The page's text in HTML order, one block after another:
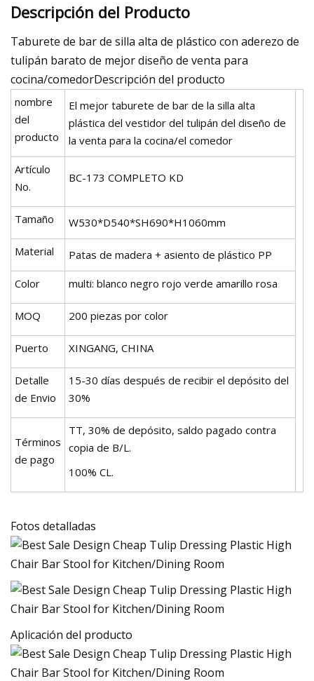
Descripción del Producto
Taburete de bar de silla alta de plástico con aderezo de
tulipán barato de mejor diseño de venta para
cocina/comedorDescripción del producto
nombre
del
producto
El mejor taburete de bar de la silla alta
plástica del vestidor del tulipán del diseño de
la venta para la cocina/el comedor
Artículo
No.
BC-173 COMPLETO KD
Tamaño W530*D540*SH690*H1060mm
Material Patas de madera + asiento de plástico PP
Color multi: blanco negro rojo verde amarillo rosa
MOQ 200 piezas por color
Puerto XINGANG, CHINA
Detalle
de Envio
15-30 días después de recibir el depósito del
30%
Términos
de pago
TT, 30% de depósito, saldo pagado contra
copia de B/L.
100% CL.
Fotos detalladas
Aplicación del producto